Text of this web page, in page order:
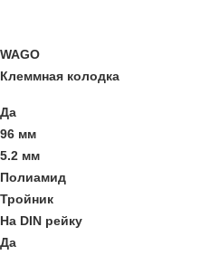
WAGO
Клеммная колодка
Да
96 мм
5.2 мм
Полиамид
Тройник
На DIN рейку
Да